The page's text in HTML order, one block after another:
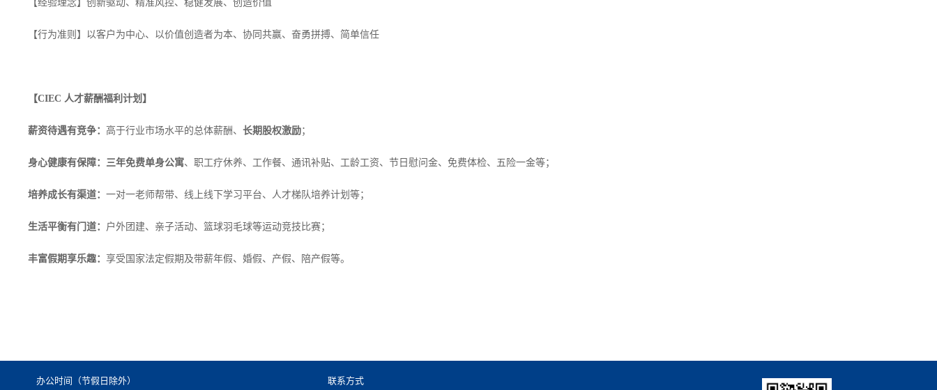
【经验理念】创新驱动、精准风控、稳健发展、创造价值
【行为准则】以客户为中心、以价值创造者为本、协同共赢、奋勇拼搏、简单信任
【CIEC 人才薪酬福利计划】
薪资待遇有竞争： 高于行业市场水平的总体薪酬、 长期股权激励；
身心健康有保障：三年免费单身公寓、职工疗休养、工作餐、通讯补贴、工龄工资、节日慰问金、免费体检、五险一金等；
培养成长有渠道： 一对一老师帮带、线上线下学习平台、人才梯队培养计划等；
生活平衡有门道： 户外团建、亲子活动、篮球羽毛球等运动竞技比赛；
丰富假期享乐趣： 享受国家法定假期及带薪年假、婚假、产假、陪产假等。
办公时间（节假日除外） 联系方式